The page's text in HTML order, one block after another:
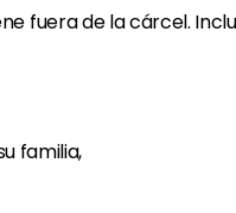
fuera de la cárcel.
familia,